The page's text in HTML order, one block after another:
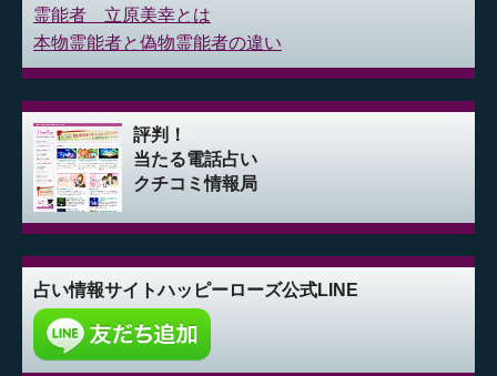
霊能者 立原美幸とは
本物霊能者と偽物霊能者の違い
評判！
当たる電話占い
クチコミ情報局
占い情報サイトハッピーローズ公式LINE